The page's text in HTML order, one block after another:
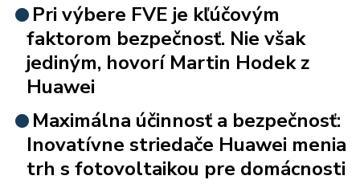
Pri výbere FVE je kľúčovým
faktorom bezpečnosť. Nie však
jediným, hovorí Martin Hodek z
Huawei
Maximálna účinnosť a bezpečnosť:
Inovatívne striedače Huawei menia
trh s fotovoltaikou pre domácnosti